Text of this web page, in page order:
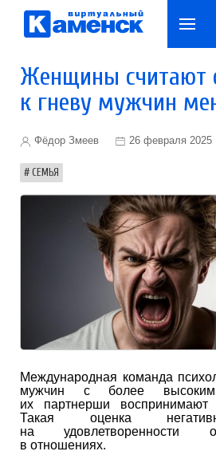
Женщины считают
к гневу мужчин
Фёдор Змеев 26 февраля 2025
СЕМЬЯ
Международная команда
мужчин с более
их партнерши
Такая оценка
на удовлетворенности
в отношениях.